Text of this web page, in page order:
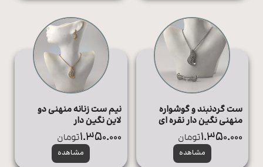
ست گردنبند و گوشواره
منهنی نگین دار نقره ای
مشاهده
1.350.000تومان
نیم ست زنانه منهنی دو
لاین نگین دار
مشاهده
1.350.000تومان